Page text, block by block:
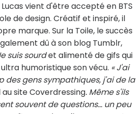
vient d'être accepté en BTS
de design. Créatif et inspiré, il
marque. Sur la Toile, le succès
dû à son blog Tumblr,
suis sourdet alimenté de gifs qui
humoristique son vécu. « J'ai
des gens sympathiques, j'ai de la
site Coverdressing. Même s'ils
souvent de questions… un peu